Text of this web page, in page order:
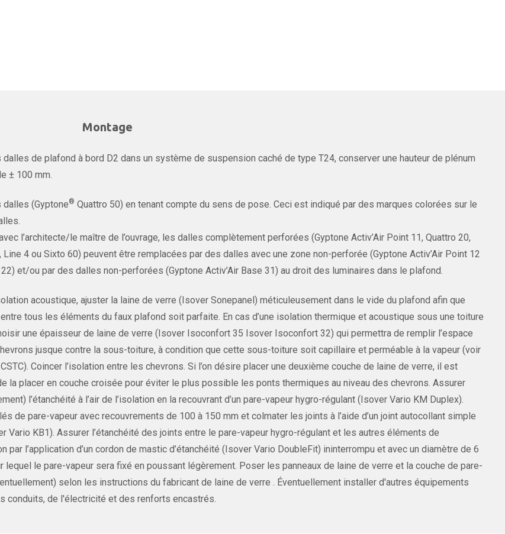
Montage
de plafond à bord D2 dans un système de suspension caché de type T24, conserver une hauteur de plénum
± 100 mm.
dalles (Gyptone® Quattro 50) en tenant compte du sens de pose. Ceci est indiqué par des marques colorées sur le
l’architecte/le maître de l’ouvrage, les dalles complètement perforées (Gyptone Activ’Air Point 11, Quattro 20,
Line 4 ou Sixto 60) peuvent être remplacées par des dalles avec une zone non-perforée (Gyptone Activ’Air Point 12
et/ou par des dalles non-perforées (Gyptone Activ’Air Base 31) au droit des luminaires dans le plafond.
acoustique, ajuster la laine de verre (Isover Sonepanel) méticuleusement dans le vide du plafond afin que
entre tous les éléments du faux plafond soit parfaite. En cas d’une isolation thermique et acoustique sous une toiture
une épaisseur de laine de verre (Isover Isoconfort 35 Isover Isoconfort 32) qui permettra de remplir l’espace
jusque contre la sous-toiture, à condition que cette sous-toiture soit capillaire et perméable à la vapeur (voir
Coincer l’isolation entre les chevrons. Si l’on désire placer une deuxième couche de laine de verre, il est
la placer en couche croisée pour éviter le plus possible les ponts thermiques au niveau des chevrons. Assurer
l’étanchéité à l’air de l’isolation en la recouvrant d’un pare-vapeur hygro-régulant (Isover Vario KM Duplex).
de pare-vapeur avec recouvrements de 100 à 150 mm et colmater les joints à l’aide d’un joint autocollant simple
Vario KB1). Assurer l’étanchéité des joints entre le pare-vapeur hygro-régulant et les autres éléments de
par l’application d’un cordon de mastic d’étanchéité (Isover Vario DoubleFit) ininterrompu et avec un diamètre de 6
lequel le pare-vapeur sera fixé en poussant légèrement. Poser les panneaux de laine de verre et la couche de pare-
selon les instructions du fabricant de laine de verre . Éventuellement installer d'autres équipements
conduits, de l'électricité et des renforts encastrés.